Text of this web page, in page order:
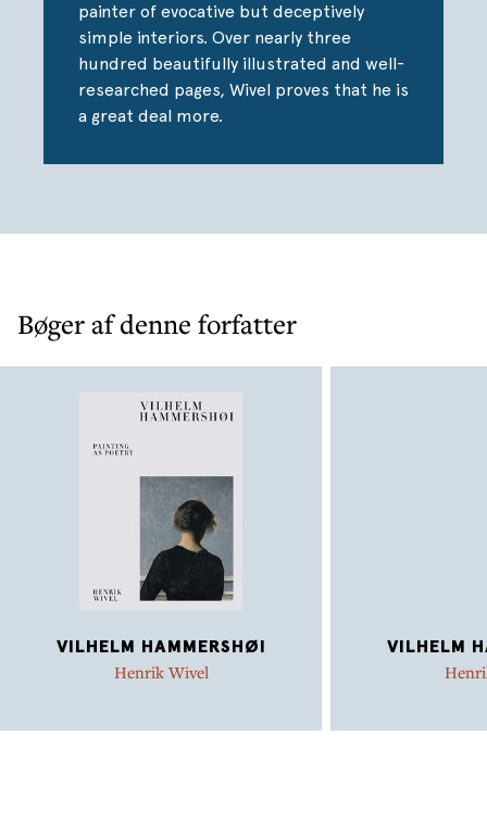
resonance today.
painter of evocative but deceptively
simple interiors. Over nearly three
hundred beautifully illustrated and well-
researched pages, Wivel proves that he is
a great deal more.
Bøger af denne forfatter
VILHELM HAMMERSHØI
Henrik Wivel
VILHELM